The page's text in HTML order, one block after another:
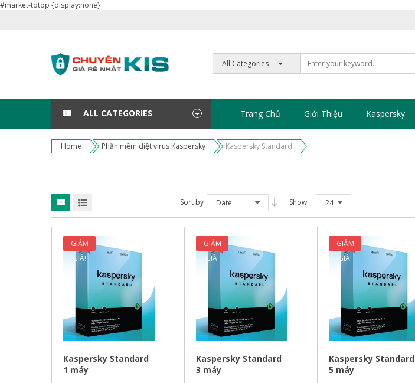
#market-totop {display:none}
ALL CATEGORIES Trang Chủ Giới Thiệu Kaspersky
Home Phần mềm diệt virus Kaspersky Kaspersky Standard
Sort by Date Show 24
GIẢM
GIÁ!
Kaspersky Standard
1 máy
GIẢM
GIÁ!
Kaspersky Standard
3 máy
GIẢM
GIÁ!
Kaspersky Standard
5 máy